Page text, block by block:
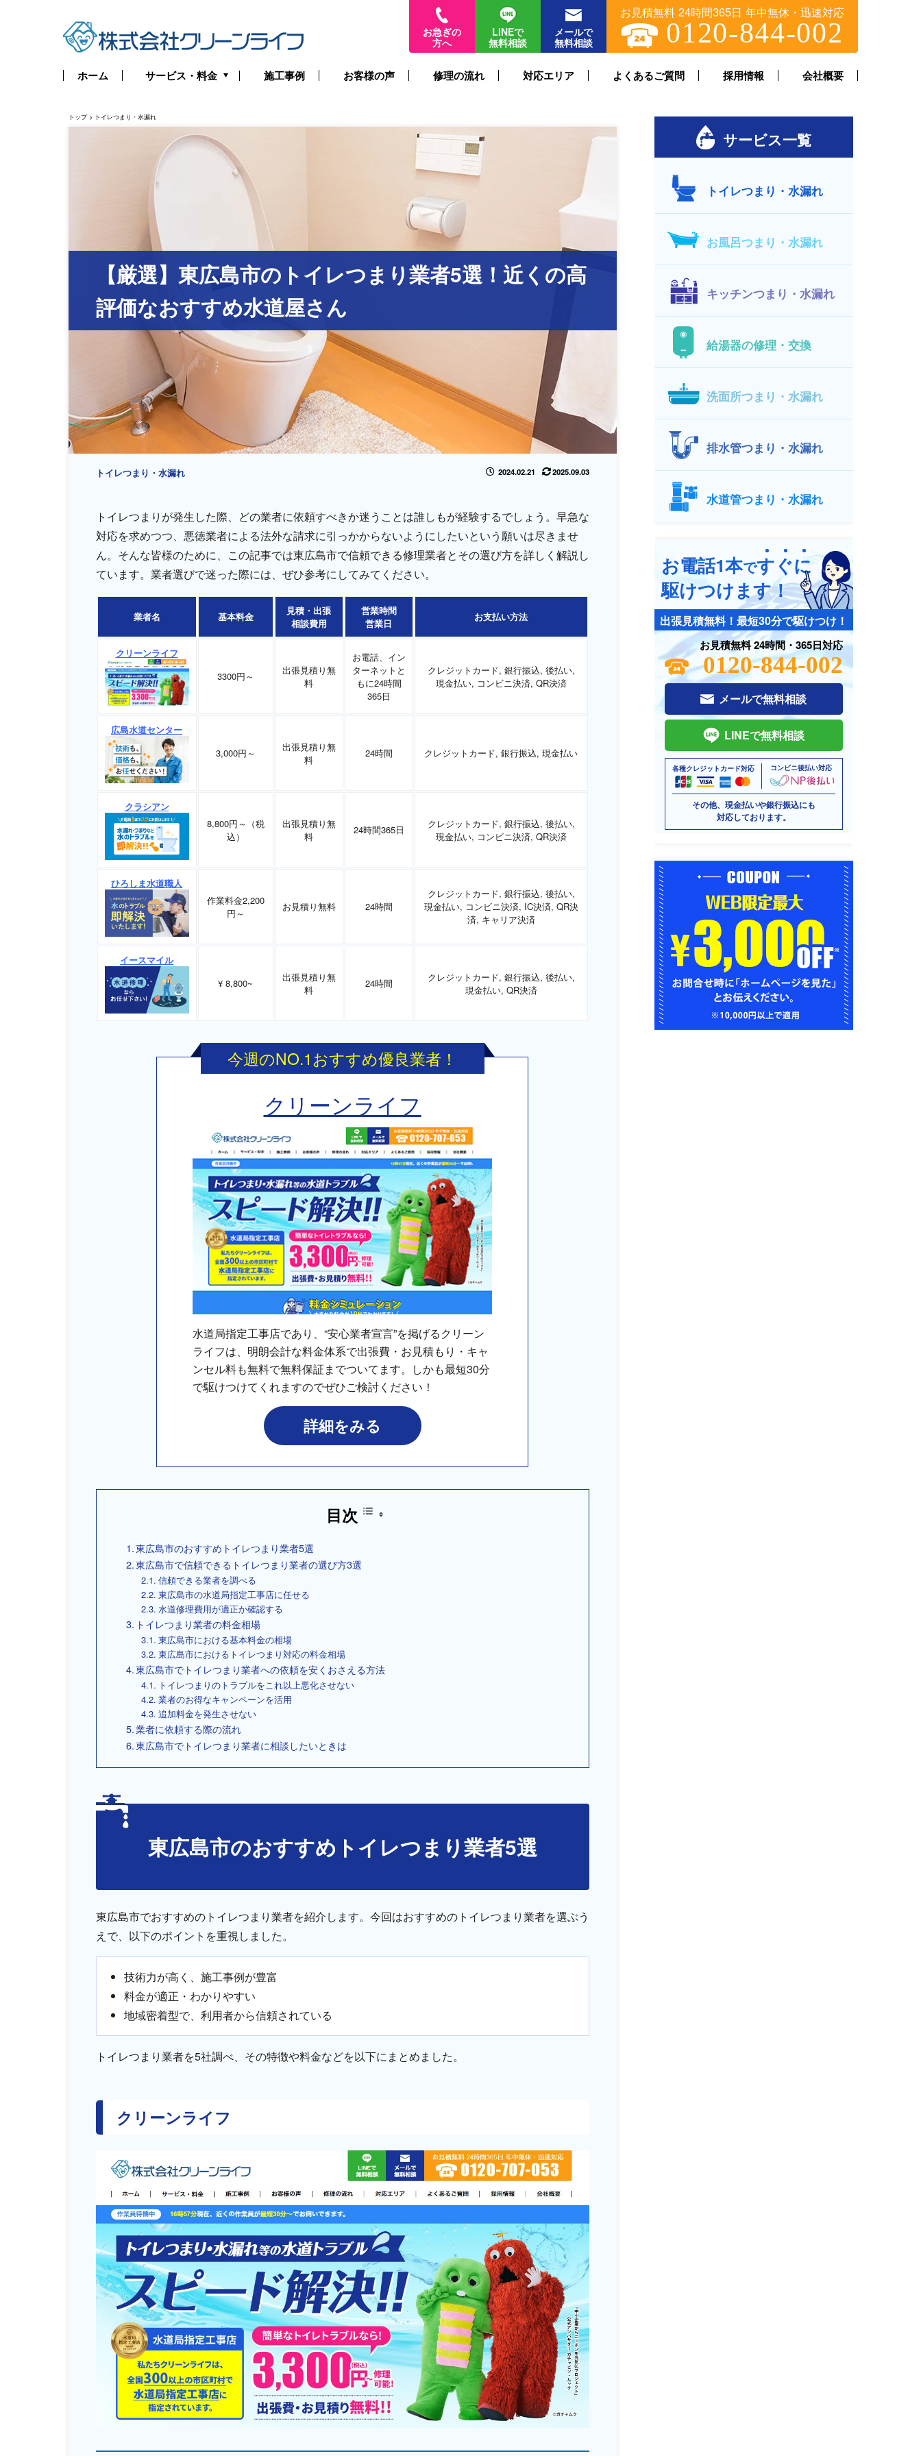
お急ぎの
方へ
LINEで
無料相談
メールで
無料相談
お見積無料 24時間365日 年中無休・迅速対応
0120-844-002
ホーム サービス・料金
お風呂つまり・水漏れ
キッチンつまり・水漏れ
給湯器の修理・交換
施工事例 お客様の声 修理の流れ 対応エリア よくあるご質問 採用情報 会社概要
トップ > トイレつまり・水漏れ
【厳選】東広島市のトイレつまり業者5選！近くの高
評価なおすすめ水道屋さん
トイレつまり・水漏れ 2024.02.21 2025.09.03
トイレつまりが発生した際、どの業者に依頼すべきか迷うことは誰しもが経験するでしょう。早急な
対応を求めつつ、悪徳業者による法外な請求に引っかからないようにしたいという願いは尽きませ
ん。そんな皆様のために、この記事では東広島市で信頼できる修理業者とその選び方を詳しく解説し
ています。業者選びで迷った際には、ぜひ参考にしてみてください。
業者名 基本料金
見積・出張
相談費用
営業時間
営業日
お支払い方法
クリーンライフ
3300円～
出張見積り無
料
お電話、イン
ターネットと
もに24時間
365日
クレジットカード, 銀行振込, 後払い,
現金払い, コンビニ決済, QR決済
広島水道センター
3,000円～
出張見積り無
料
24時間 クレジットカード, 銀行振込, 現金払い
クラシアン
8,800円～（税
込）
出張見積り無
料
24時間365日
クレジットカード, 銀行振込, 後払い,
現金払い, コンビニ決済, QR決済
ひろしま水道職人
作業料金2,200
円～
お見積り無料 24時間
クレジットカード, 銀行振込, 後払い,
現金払い, コンビニ決済, IC決済, QR決
済, キャリア決済
イースマイル
¥ 8,800~
出張見積り無
料
24時間
クレジットカード, 銀行振込, 後払い,
現金払い, QR決済
今週のNO.1おすすめ優良業者！
クリーンライフ
水道局指定工事店であり、“安心業者宣言”を掲げるクリーン
ライフは、明朗会計な料金体系で出張費・お見積もり・キャ
ンセル料も無料で無料保証までついてます。しかも最短30分
で駆けつけてくれますのでぜひご検討ください！
詳細をみる
目次
東広島市のおすすめトイレつまり業者5選
東広島市で信頼できるトイレつまり業者の選び方3選
信頼できる業者を調べる
東広島市の水道局指定工事店に任せる
水道修理費用が適正か確認する
トイレつまり業者の料金相場
東広島市における基本料金の相場
東広島市におけるトイレつまり対応の料金相場
東広島市でトイレつまり業者への依頼を安くおさえる方法
トイレつまりのトラブルをこれ以上悪化させない
業者のお得なキャンペーンを活用
追加料金を発生させない
業者に依頼する際の流れ
東広島市でトイレつまり業者に相談したいときは
東広島市のおすすめトイレつまり業者5選
東広島市でおすすめのトイレつまり業者を紹介します。今回はおすすめのトイレつまり業者を選ぶう
えで、以下のポイントを重視しました。
技術力が高く、施工事例が豊富
料金が適正・わかりやすい
地域密着型で、利用者から信頼されている
トイレつまり業者を5社調べ、その特徴や料金などを以下にまとめました。
クリーンライフ
サービス一覧
トイレつまり・水漏れ
お風呂つまり・水漏れ
キッチンつまり・水漏れ
給湯器の修理・交換
洗面所つまり・水漏れ
排水管つまり・水漏れ
水道管つまり・水漏れ
お電話1本ですぐに
駆けつけます！
出張見積無料！最短30分で駆けつけ！
お見積無料 24時間・365日対応
0120-844-002
メールで無料相談
LINEで無料相談
各種クレジットカード対応 コンビニ後払い対応
その他、現金払いや銀行振込にも
対応しております。